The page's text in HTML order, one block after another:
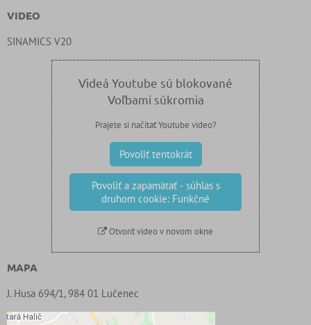
VIDEO
SINAMICS V20
Videá Youtube sú blokované
Voľbami súkromia
Prajete si načítať Youtube video?
Povoliť tentokrát
Povoliť a zapamätať - súhlas s
druhom cookie: Funkčné
Otvoriť video v novom okne
MAPA
J. Husa 694/1, 984 01 Lučenec